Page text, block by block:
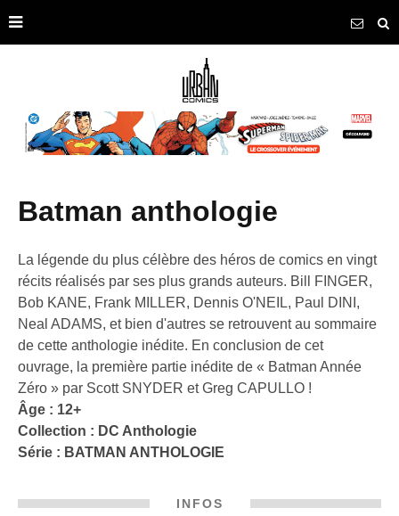
batman anthologie
La légende du plus célèbre des héros de comics en vingt
récits réalisés par ses plus grands auteurs. Bill FINGER,
Bob KANE, Frank MILLER, Dennis O'NEIL, Paul DINI,
Neal ADAMS, et bien d'autres se retrouvent au sommaire
de cette anthologie inédite. En conclusion de cet
ouvrage, la première partie inédite de « Batman Année
Zéro » par Scott SNYDER et Greg CAPULLO !
Âge : 12+
Collection : DC Anthologie
Série : BATMAN ANTHOLOGIE
INFOS